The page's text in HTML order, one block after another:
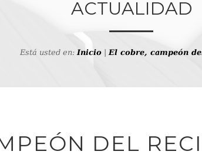
ACTUALIDAD
Está usted en:Inicio|El cobre, campeón
DEL